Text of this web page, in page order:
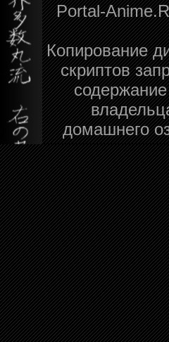
Portal-
Копирование
скриптов
домашнего